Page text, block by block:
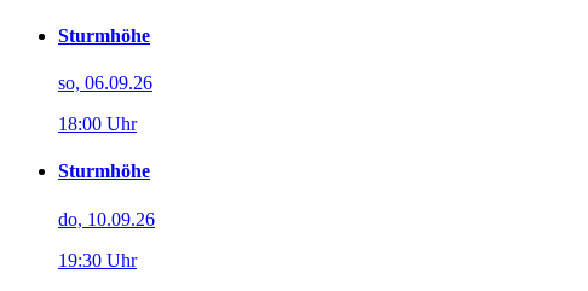
Sturmhöhe
so, 06.09.26
18:00 Uhr
Sturmhöhe
do, 10.09.26
19:30 Uhr